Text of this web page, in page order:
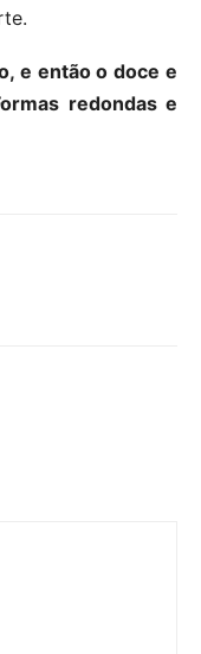
e então o doce e
redondas e